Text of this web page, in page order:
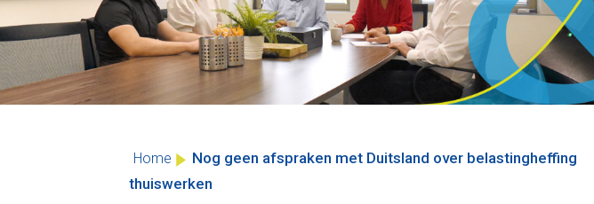
Home
Nog geen afspraken met Duitsland over belastingheffing
thuiswerken